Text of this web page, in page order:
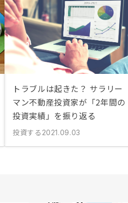
トラブルは起きた？ サラリー
マン不動産投資家が「2年間の
投資実績」を振り返る
投資する 2021.09.03